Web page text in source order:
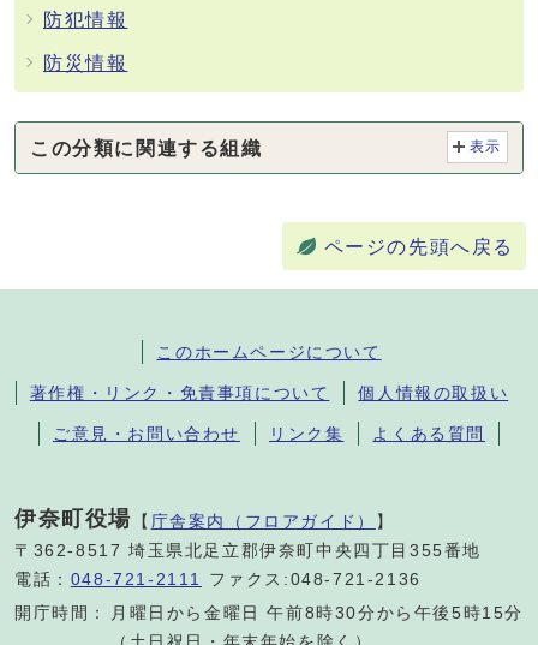
防犯情報
防災情報
この分類に関連する組織 表示
ページの先頭へ戻る
このホームページについて
著作権・リンク・免責事項について 個人情報の取扱い
ご意見・お問い合わせ リンク集 よくある質問
伊奈町役場 【 庁舎案内（フロアガイド） 】
〒362-8517 埼玉県北足立郡伊奈町中央四丁目355番地
電話： 048-721-2111
ファクス:048-721-2136
開庁時間：
月曜日から金曜日 午前8時30分から午後5時15分